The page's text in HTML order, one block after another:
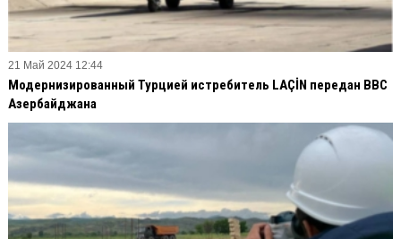
21 Май 2024 12:44
Модернизированный Турцией истребитель LAÇİN передан ВВС
Азербайджана